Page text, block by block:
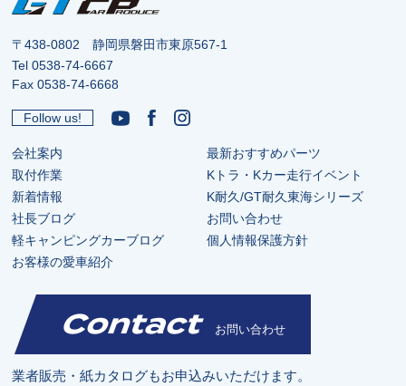
〒438-0802 静岡県磐田市東原567-1
Tel0538-74-6667
Fax 0538-74-6668
Follow us!
会社案内
取付作業
新着情報
社長ブログ
軽キャンピングカーブログ
お客様の愛車紹介
最新おすすめパーツ
Kトラ・Kカー走行イベント
K耐久/GT耐久東海シリーズ
お問い合わせ
個人情報保護方針
Contact お問い合わせ
業者販売・紙カタログもお申込みいただけます。